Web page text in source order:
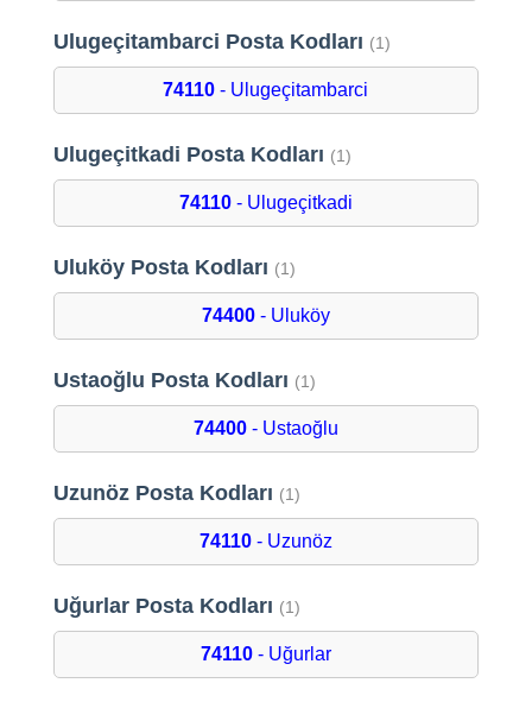
Ulugeçitambarci Posta Kodları (1)
74110 - Ulugeçitambarci
Ulugeçitkadi Posta Kodları (1)
74110- Ulugeçitkadi
Uluköy Posta Kodları (1)
74400- Uluköy
Ustaoğlu Posta Kodları (1)
74400- Ustaoğlu
Uzunöz Posta Kodları (1)
74110- Uzunöz
Uğurlar Posta Kodları (1)
74110- Uğurlar